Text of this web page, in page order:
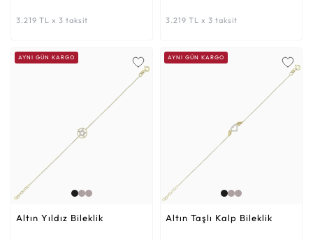
3.219 TL x 3 taksit 3.219 TL x 3 taksit
AYNI GÜN KARGO
Altın Yıldız Bileklik
AYNI GÜN KARGO
Altın Taşlı Kalp Bileklik